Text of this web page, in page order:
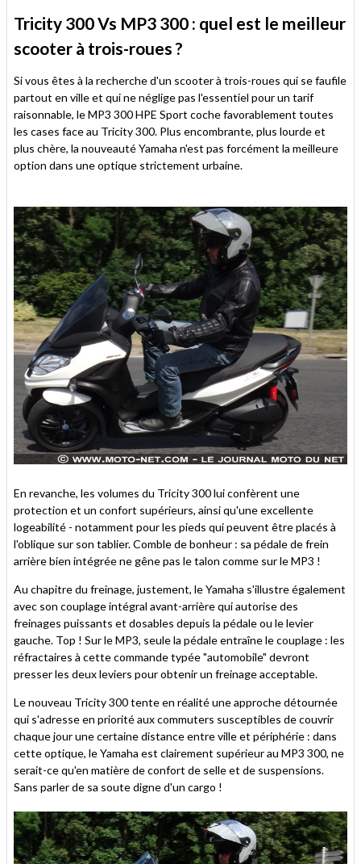
Tricity 300 Vs MP3 300 : quel est le meilleur
scooter à trois-roues ?
Si vous êtes à la recherche d'un scooter à trois-roues qui se faufile
partout en ville et qui ne néglige pas l'essentiel pour un tarif
raisonnable, le MP3 300 HPE Sport coche favorablement toutes
les cases face au Tricity 300. Plus encombrante, plus lourde et
plus chère, la nouveauté Yamaha n'est pas forcément la meilleure
option dans une optique strictement urbaine.
En revanche, les volumes du Tricity 300 lui confèrent une
protection et un confort supérieurs, ainsi qu'une excellente
logeabilité - notamment pour les pieds qui peuvent être placés à
l'oblique sur son tablier. Comble de bonheur : sa pédale de frein
arrière bien intégrée ne gêne pas le talon comme sur le MP3 !
Au chapitre du freinage, justement, le Yamaha s'illustre également
avec son couplage intégral avant-arrière qui autorise des
freinages puissants et dosables depuis la pédale ou le levier
gauche. Top ! Sur le MP3, seule la pédale entraîne le couplage : les
réfractaires à cette commande typée "automobile" devront
presser les deux leviers pour obtenir un freinage acceptable.
Le nouveau Tricity 300 tente en réalité une approche détournée
qui s'adresse en priorité aux commuters susceptibles de couvrir
chaque jour une certaine distance entre ville et périphérie : dans
cette optique, le Yamaha est clairement supérieur au MP3 300, ne
serait-ce qu'en matière de confort de selle et de suspensions.
Sans parler de sa soute digne d'un cargo !